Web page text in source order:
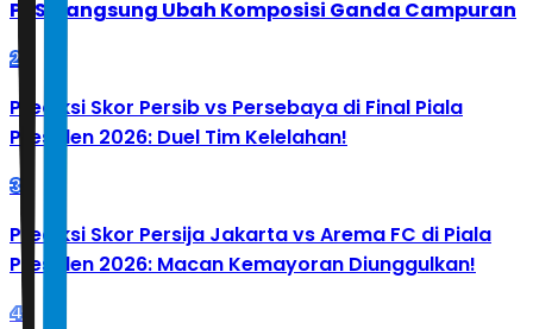
PBSI Langsung Ubah Komposisi Ganda Campuran
2
Prediksi Skor Persib vs Persebaya di Final Piala
Presiden 2026: Duel Tim Kelelahan!
3
Prediksi Skor Persija Jakarta vs Arema FC di Piala
Presiden 2026: Macan Kemayoran Diunggulkan!
4